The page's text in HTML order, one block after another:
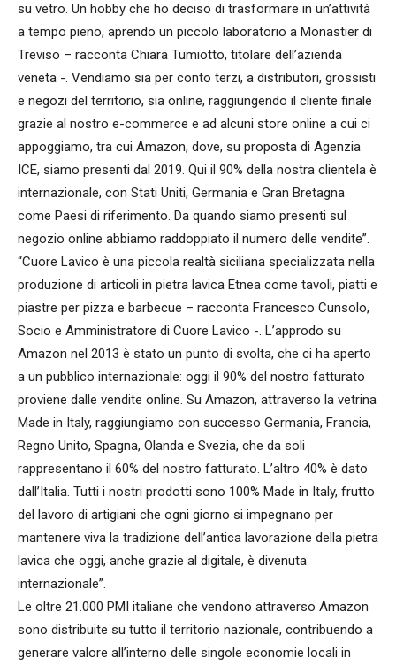
su vetro. Un hobby che ho deciso di trasformare in un’attività
a tempo pieno, aprendo un piccolo laboratorio a Monastier di
Treviso – racconta Chiara Tumiotto, titolare dell’azienda
veneta -. Vendiamo sia per conto terzi, a distributori, grossisti
e negozi del territorio, sia online, raggiungendo il cliente finale
grazie al nostro e-commerce e ad alcuni store online a cui ci
appoggiamo, tra cui Amazon, dove, su proposta di Agenzia
ICE, siamo presenti dal 2019. Qui il 90% della nostra clientela è
internazionale, con Stati Uniti, Germania e Gran Bretagna
come Paesi di riferimento. Da quando siamo presenti sul
negozio online abbiamo raddoppiato il numero delle vendite”.
“Cuore Lavico è una piccola realtà siciliana specializzata nella
produzione di articoli in pietra lavica Etnea come tavoli, piatti e
piastre per pizza e barbecue – racconta Francesco Cunsolo,
Socio e Amministratore di Cuore Lavico -. L’approdo su
Amazon nel 2013 è stato un punto di svolta, che ci ha aperto
a un pubblico internazionale: oggi il 90% del nostro fatturato
proviene dalle vendite online. Su Amazon, attraverso la vetrina
Made in Italy, raggiungiamo con successo Germania, Francia,
Regno Unito, Spagna, Olanda e Svezia, che da soli
rappresentano il 60% del nostro fatturato. L’altro 40% è dato
dall’Italia. Tutti i nostri prodotti sono 100% Made in Italy, frutto
del lavoro di artigiani che ogni giorno si impegnano per
mantenere viva la tradizione dell’antica lavorazione della pietra
lavica che oggi, anche grazie al digitale, è divenuta
internazionale”.
Le oltre 21.000 PMI italiane che vendono attraverso Amazon
sono distribuite su tutto il territorio nazionale, contribuendo a
generare valore all’interno delle singole economie locali in